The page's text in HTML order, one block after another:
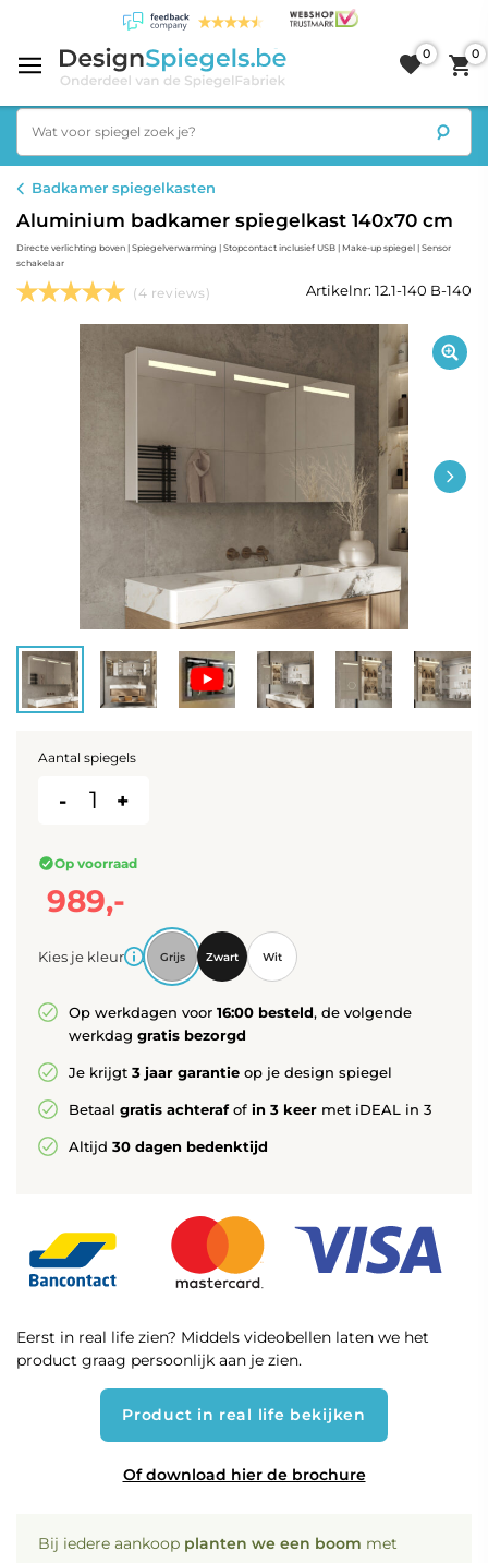
0 0
Badkamer spiegelkasten
Aluminium badkamer spiegelkast 140x70 cm
Directe verlichting boven | Spiegelverwarming | Stopcontact inclusief USB | Make-up spiegel | Sensor
schakelaar
(4 reviews) Artikelnr: 12.1-140 B-140
989,-
Kies je kleur : Grijs Zwart Wit
Aantal spiegels
- +
Op voorraad
Op werkdagen voor 16:00 besteld, de volgende
werkdag gratis bezorgd
Je krijgt 3 jaar garantie op je design spiegel
Betaal gratis achterafof in 3 keer met iDEAL in 3
Altijd 30 dagen bedenktijd
Eerst in real life zien? Middels videobellen laten we het
product graag persoonlijk aan je zien.
Product in real life bekijken
Of download hier de brochure
Bij iedere aankoop planten we een boom met